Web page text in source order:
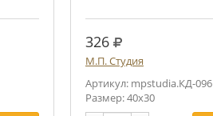
326 руб.
М.П. Студия
Артикул: mpstudia.КД-096
Размер: 40х30